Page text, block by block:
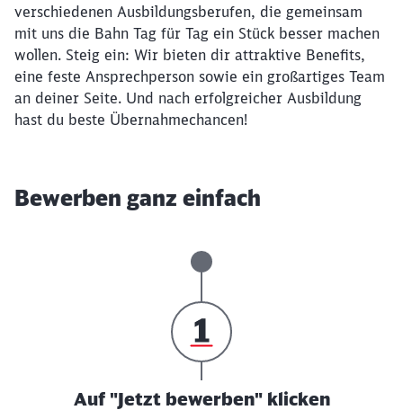
verschiedenen Ausbildungsberufen, die gemeinsam
mit uns die Bahn Tag für Tag ein Stück besser machen
wollen. Steig ein: Wir bieten dir attraktive Benefits,
eine feste Ansprechperson sowie ein großartiges Team
an deiner Seite. Und nach erfolgreicher Ausbildung
hast du beste Übernahmechancen!
Bewerben ganz einfach
Auf "Jetzt bewerben" klicken